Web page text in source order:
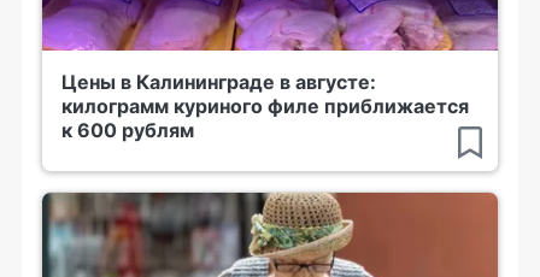
Цены в Калининграде в августе:
килограмм куриного филе приближается
к 600 рублям